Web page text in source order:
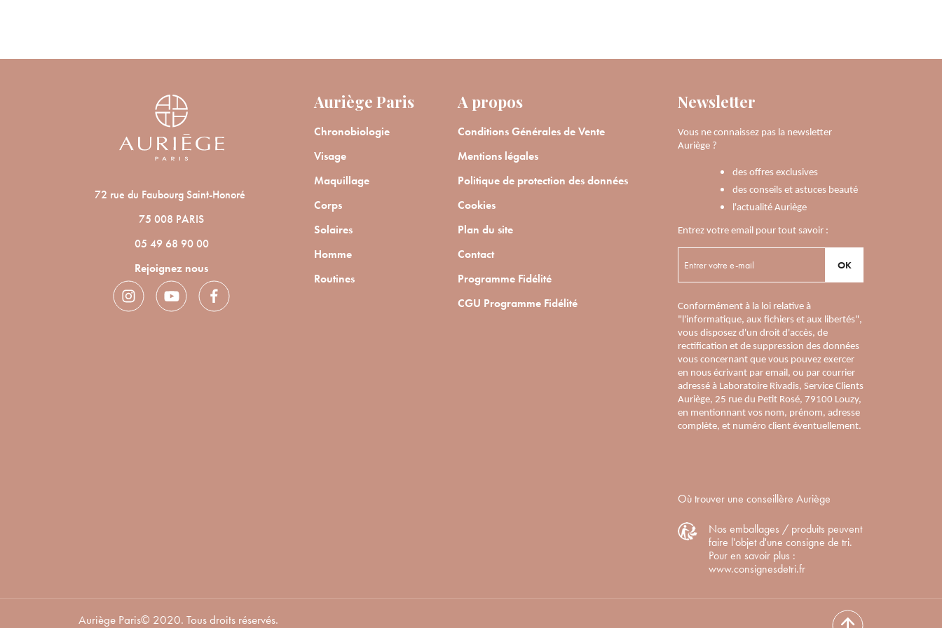
72 rue du Faubourg Saint-Honoré
75 008 PARIS
05 49 68 90 00
Rejoignez nous
Auriège Paris
Chronobiologie
Visage
Maquillage
Corps
Solaires
Homme
Routines
A propos
Conditions Générales de Vente
Mentions légales
Politique de protection des données
Cookies
Plan du site
Contact
Programme Fidélité
CGU Programme Fidélité
Newsletter
Vous ne connaissez pas la newsletter
Auriège ?
des offres exclusives
des conseils et astuces beauté
l'actualité Auriège
Entrez votre email pour tout savoir :
OK
Conformément à la loi relative à
"l'informatique, aux fichiers et aux libertés",
vous disposez d'un droit d'accès, de
rectification et de suppression des données
vous concernant que vous pouvez exercer
en nous écrivant par email, ou par courrier
adressé à Laboratoire Rivadis, Service Clients
Auriège, 25 rue du Petit Rosé, 79100 Louzy,
en mentionnant vos nom, prénom, adresse
complète, et numéro client éventuellement.
Où trouver une conseillère Auriège
Nos emballages / produits peuvent
faire l'objet d'une consigne de tri.
Pour en savoir plus :
www.consignesdetri.fr
Auriège Paris© 2020. Tous droits réservés.